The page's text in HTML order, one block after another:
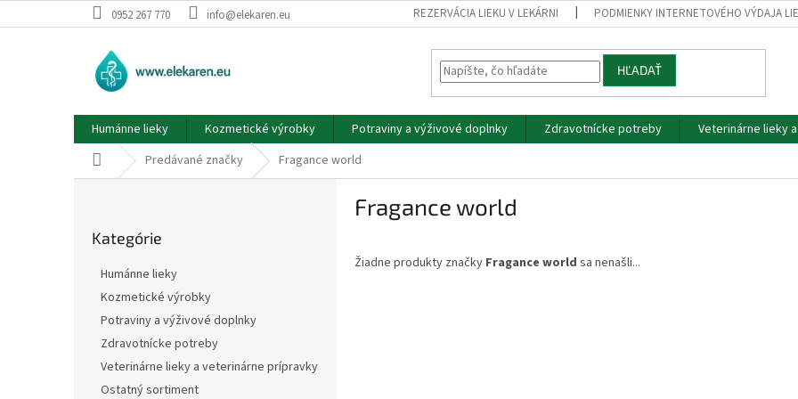
na
0952 267 770 info@elekaren.eu REZERVÁCIA LIEKU V LEKÁRNI PODMIENKY INTERNETOVÉHO VÝDAJA
HĽADAŤ
Humánne lieky Kozmetické výrobky Potraviny a výživové doplnky Zdravotnícke potreby Veterinárne lieky
DomovPredávané značky Fragance world
kategórie
Kategórie
Humánne lieky
Kozmetické výrobky
Potraviny a výživové doplnky
Zdravotnícke potreby
Veterinárne lieky a veterinárne prípravky
Ostatný sortiment
Fragance world
Žiadne produkty značky Fragance world sa nenašli...